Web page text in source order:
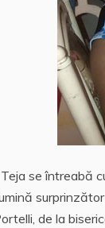
se întreabă
de la